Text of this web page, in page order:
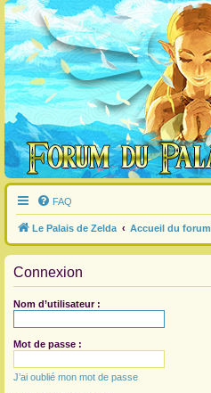
FAQ
Le Palais de Zelda Accueil du forum
Connexion
Nom d’utilisateur :
Mot de passe :
J’ai oublié mon mot de passe